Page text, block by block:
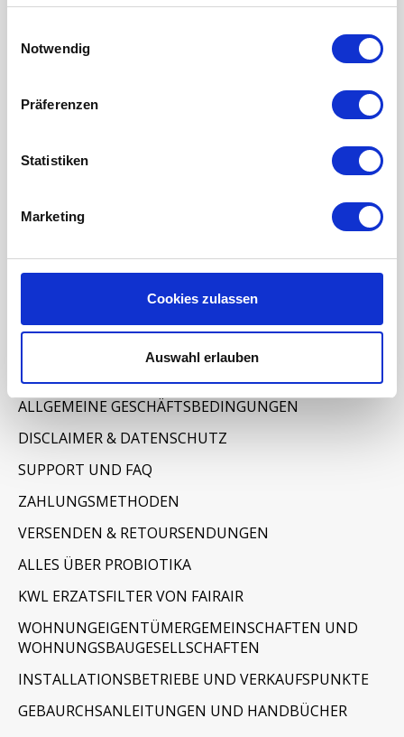
Notwendig
Präferenzen
Statistiken
Marketing
Cookies zulassen
Auswahl erlauben
TASCHENFILTER
KEGELFILTER
Wartung der Lüftungsanlage
RAUMKLIMA-MONITOR UHOO!
Mein Konto
Meine Bestellungen
Meine Nachrichten (Tickets)
ALLGEMEINE GESCHÄFTSBEDINGUNGEN
DISCLAIMER & DATENSCHUTZ
SUPPORT UND FAQ
ZAHLUNGSMETHODEN
VERSENDEN & RETOURSENDUNGEN
ALLES ÜBER PROBIOTIKA
KWL ERZATSFILTER VON FAIRAIR
WOHNUNGEIGENTÜMERGEMEINSCHAFTEN UND
WOHNUNGSBAUGESELLSCHAFTEN
INSTALLATIONSBETRIEBE UND VERKAUFSPUNKTE
GEBAURCHSANLEITUNGEN UND HANDBÜCHER